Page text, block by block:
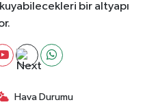
bir altyapı
Hava Durumu